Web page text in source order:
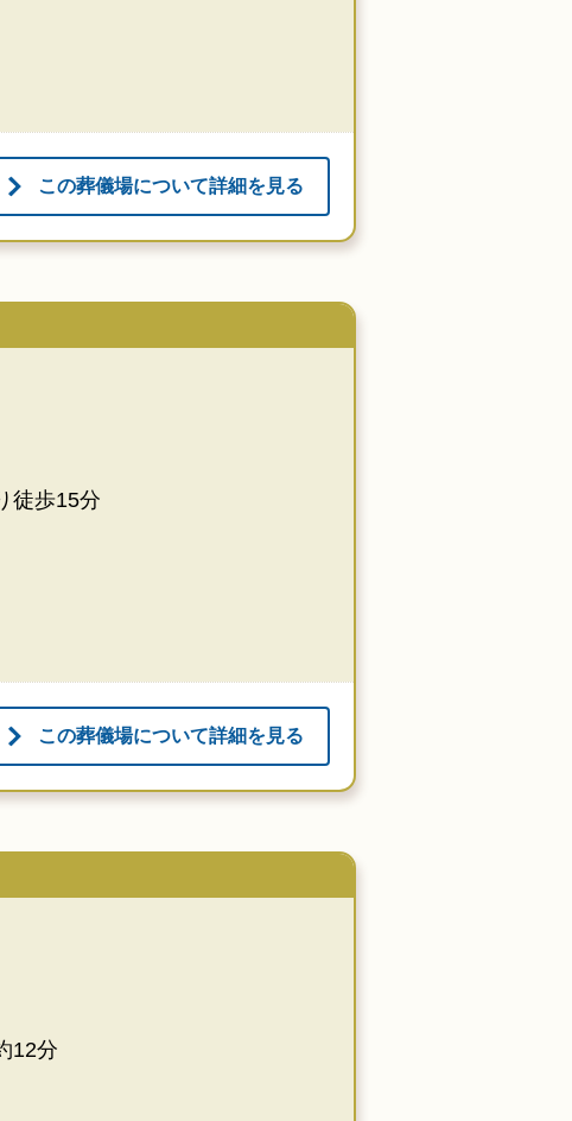
この葬儀場について詳細を見る
徒歩15分
この葬儀場について詳細を見る
12分